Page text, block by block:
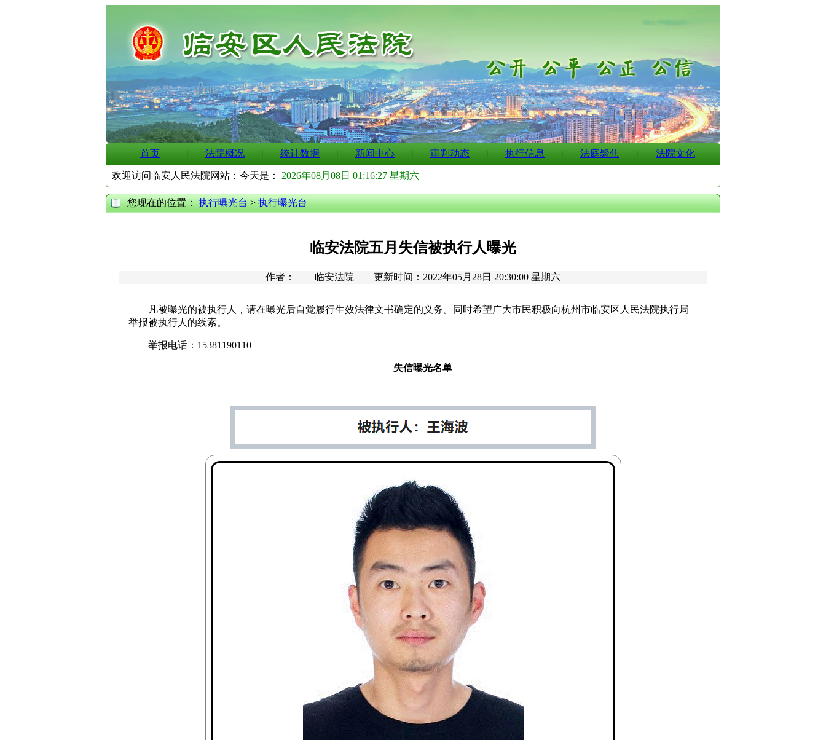
首页 法院概况 统计数据 新闻中心 审判动态 执行信息 法庭聚焦 法院文化
欢迎访问临安人民法院网站：今天是： 2026年08月08日 01:16:28 星期六
您现在的位置：执行曝光台>执行曝光台
临安法院五月失信被执行人曝光
作者： 临安法院 更新时间：2022年05月28日 20:30:00 星期六
凡被曝光的被执行人，请在曝光后自觉履行生效法律文书确定的义务。同时希望广大市民积极向杭州市临安区人民法院执行局
举报被执行人的线索。
举报电话：15381190110
失信曝光名单